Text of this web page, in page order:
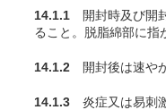
14.1.1 開封時及び開
ること。脱脂綿部に指
14.1.2 開封後は速や
14.1.3 炎症又は易刺